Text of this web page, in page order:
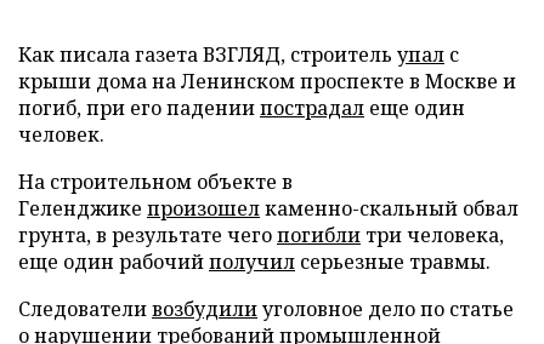
Как писала газета ВЗГЛЯД, строитель упал с
крыши дома на Ленинском проспекте в Москве и
погиб, при его падениипострадал еще один
человек.
На строительном объекте в
Геленджике произошелкаменно-скальный обвал
грунта, в результате чегопогибли три человека,
еще один рабочийполучил серьезные травмы.
Следователивозбудилиуголовное дело по статье
о нарушении требований промышленной